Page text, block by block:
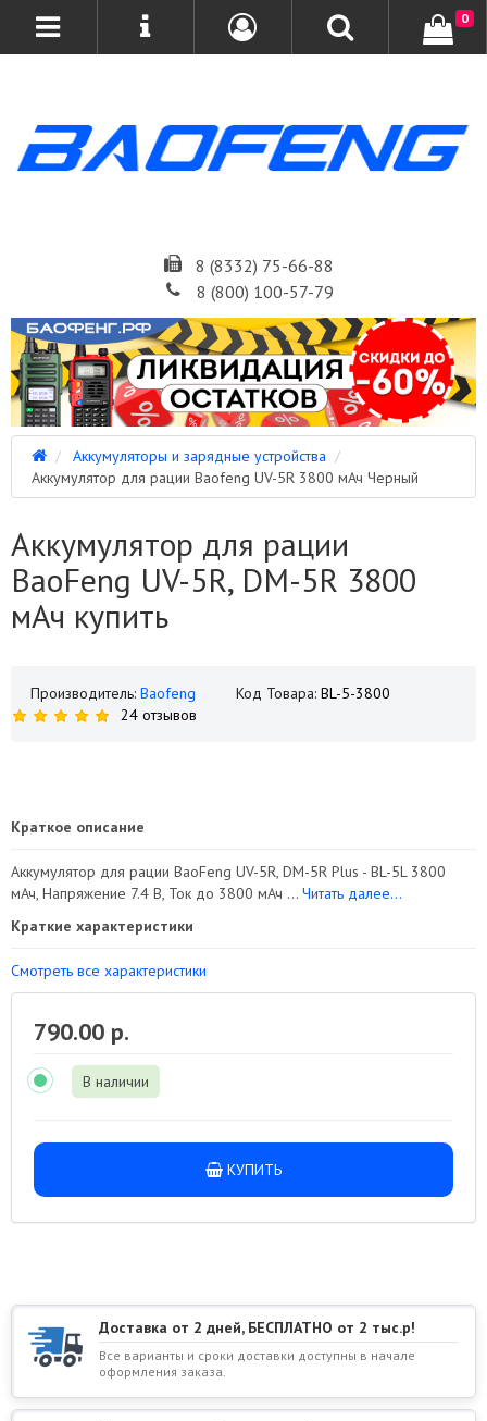
8 (8332) 75-66-88
8 (800) 100-57-79
0
Аккумуляторы и зарядные устройства
Аккумулятор для рации Baofeng UV-5R 3800 мАч Черный
Аккумулятор для рации
BaoFeng UV-5R, DM-5R 3800
мАч купить
Производитель: Baofeng Код Товара: BL-5-3800
24 отзывов
Краткое описание
Аккумулятор для рации BaoFeng UV-5R, DM-5R Plus - BL-5L 3800
мАч, Напряжение 7.4 В, Ток до 3800 мАч ... Читать далее...
Краткие характеристики
Смотреть все характеристики
790.00 р.
В наличии
КУПИТЬ
Доставка от 2 дней, БЕСПЛАТНО от 2 тыс.р!
Все варианты и сроки доставки доступны в начале
оформления заказа.